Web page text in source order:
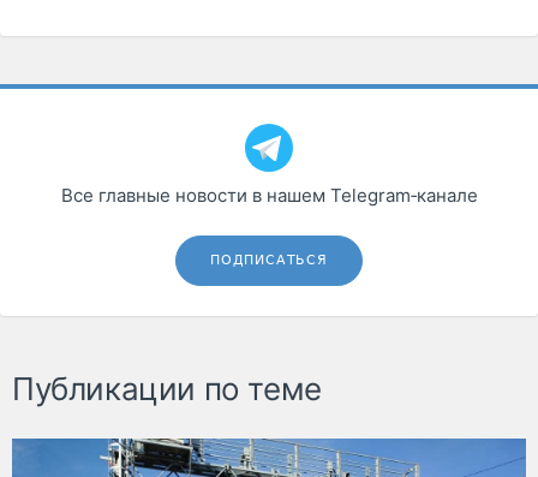
Все главные новости в нашем Telegram‑канале
ПОДПИСАТЬСЯ
Публикации по теме